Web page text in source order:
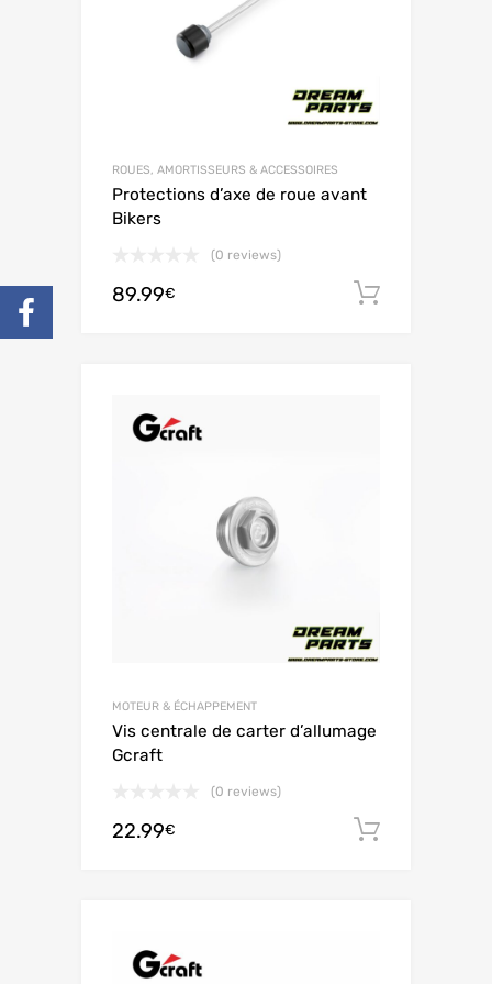
ROUES, AMORTISSEURS & ACCESSOIRES
Protections d’axe de roue avant
Bikers
(0 reviews)
89.99€
MOTEUR & ÉCHAPPEMENT
Vis centrale de carter d’allumage
Gcraft
(0 reviews)
22.99€